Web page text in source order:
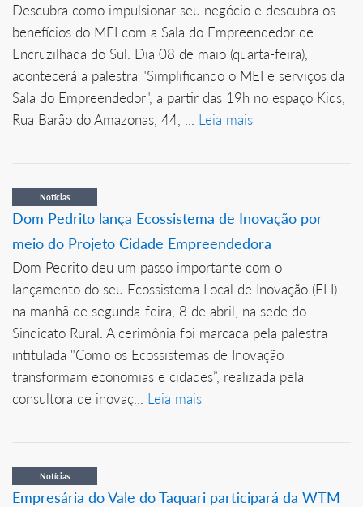
Descubra como impulsionar seu negócio e descubra os
benefícios do MEI com a Sala do Empreendedor de
Encruzilhada do Sul. Dia 08 de maio (quarta-feira),
acontecerá a palestra "Simplificando o MEI e serviços da
Sala do Empreendedor", a partir das 19h no espaço Kids,
Rua Barão do Amazonas, 44, ... Leia mais
Notícias
Dom Pedrito lança Ecossistema de Inovação por
meio do Projeto Cidade Empreendedora
Dom Pedrito deu um passo importante com o
lançamento do seu Ecossistema Local de Inovação (ELI)
na manhã de segunda-feira, 8 de abril, na sede do
Sindicato Rural. A cerimônia foi marcada pela palestra
intitulada "Como os Ecossistemas de Inovação
transformam economias e cidades”, realizada pela
consultora de inovaç... Leia mais
Notícias
Empresária do Vale do Taquari participará da WTM